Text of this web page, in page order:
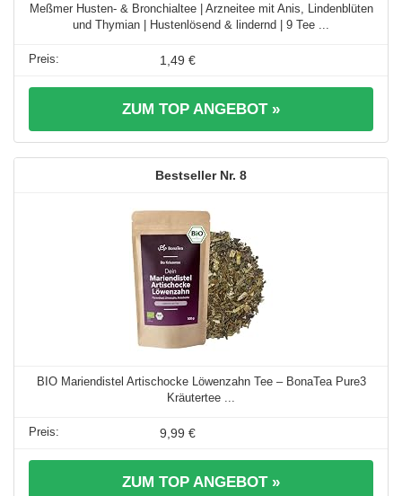
Meßmer Husten‑ & Bronchialtee | Arzneitee mit Anis, Lindenblüten
und Thymian | Hustenlösend & lindernd | 9 Tee ...
1,49 €
ZUM TOP ANGEBOT »
8
BIO Mariendistel Artischocke Löwenzahn Tee – BonaTea Pure3
Kräutertee ...
9,99 €
ZUM TOP ANGEBOT »